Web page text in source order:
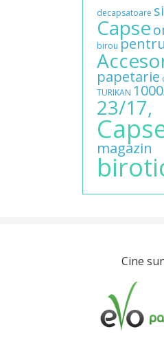
decapsatoare si
Capse
birou pentru
papetarie
TURIKAN
23/17,
magazin
Cine